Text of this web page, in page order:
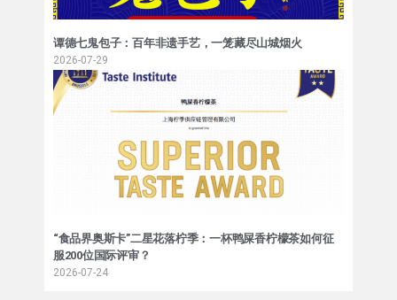
谭德七鬼包子：百年非遗手艺，一笼藏尽山城烟火
2026-07-29
“食品界奥斯卡”二星花落柠季：一杯鸭屎香柠檬茶如何征
服200位国际评审？
2026-07-24